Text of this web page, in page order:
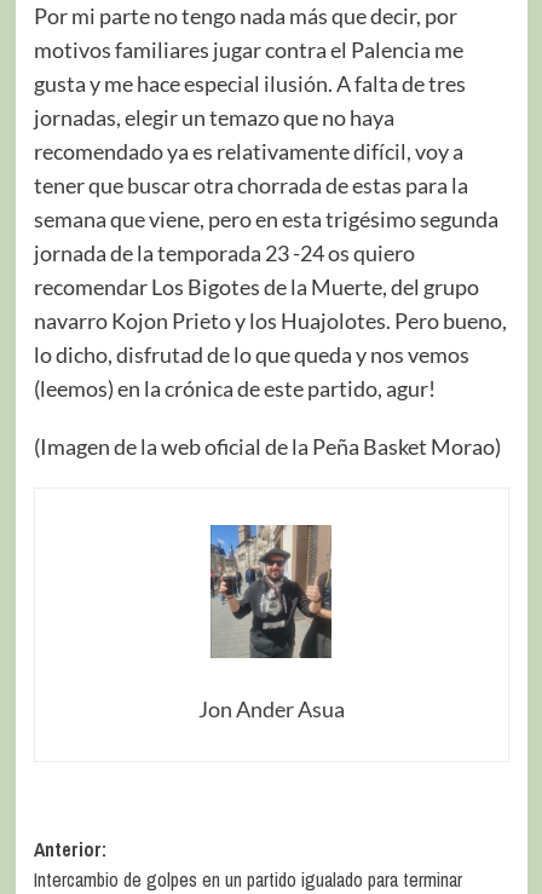
Por mi parte no tengo nada más que decir, por
motivos familiares jugar contra el Palencia me
gusta y me hace especial ilusión. A falta de tres
jornadas, elegir un temazo que no haya
recomendado ya es relativamente difícil, voy a
tener que buscar otra chorrada de estas para la
semana que viene, pero en esta trigésimo segunda
jornada de la temporada 23 -24 os quiero
recomendar Los Bigotes de la Muerte, del grupo
navarro Kojon Prieto y los Huajolotes. Pero bueno,
lo dicho, disfrutad de lo que queda y nos vemos
(leemos) en la crónica de este partido, agur!
(Imagen de la web oficial de la Peña Basket Morao)
Jon Ander Asua
Anterior:
Intercambio de golpes en un partido igualado para terminar